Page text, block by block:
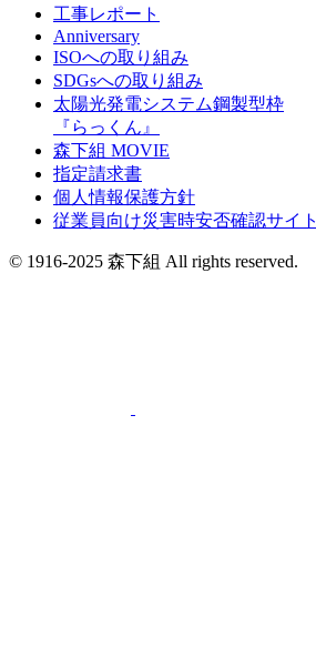
工事レポート
Anniversary
ISOへの取り組み
SDGsへの取り組み
太陽光発電システム鋼製型枠
『らっくん』
森下組 MOVIE
指定請求書
個人情報保護方針
従業員向け災害時安否確認サイト
© 1916-2025 森下組 All rights reserved.